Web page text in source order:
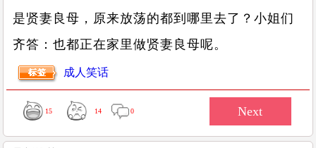
是贤妻良母，原来放荡的都到哪里去了？小姐们
齐答：也都正在家里做贤妻良母呢。
成人笑话
15 14 0